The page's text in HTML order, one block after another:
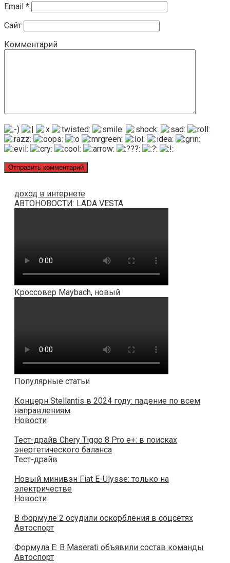
Email *
Сайт
Комментарий
доход в интернете
АВТОНОВОСТИ: LADA VESTA
Кроссовер Maybach, новый
Популярные статьи
Концерн Stellantis в 2024 году: падение по всем
направлениям
Новости
Тест-драйв Chery Tiggo 8 Pro e+: в поисках
энергетического баланса
Тест-драйв
Новый минивэн Fiat E-Ulysse: только на
электричестве
Новости
В Формуле 2 осудили оскорбления в соцсетях
Автоспорт
Формула Е: В Maserati объявили состав команды
Автоспорт